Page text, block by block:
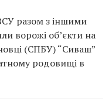
разом з іншими
ворожі об’єкти на
(СПБУ) “Сиваш”
родовищі в